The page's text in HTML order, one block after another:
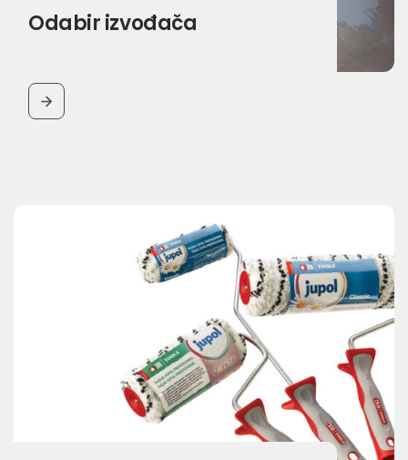
Odabir izvođača
BUTTON